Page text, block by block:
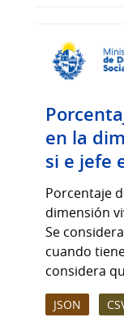
en la
si e jefe
Porcentaje
dimensión
Se
cuando
considera
JSON